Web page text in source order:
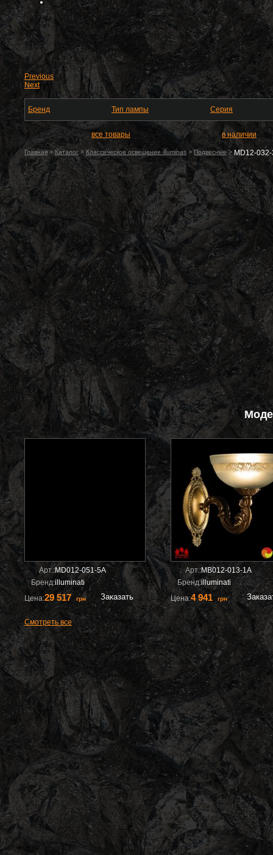
Previous
Next
Бренд Тип лампы Серия
все товары в наличии
Главная>Каталог >Классическое освещение illuminati > Подвесные> MD12-
Арт.:MD012-051-5A
Бренд:illuminati
Цена:29 517 грн Заказать
Арт.:MB012-013-1A
Бренд:illuminati
Цена:4 941 грн
Смотреть все